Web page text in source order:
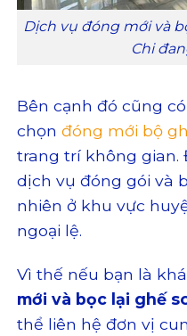
Dịch vụ đóng mới và
Chi
Bên cạnh đó cũng
chọnđóng mới bộ
trang trí không gian.
dịch vụ đóng gói và
nhiên ở khu vực
ngoại lệ.
Vì thế nếu bạn là
mới và bọc lại ghế
thể liên hệ đơn vị